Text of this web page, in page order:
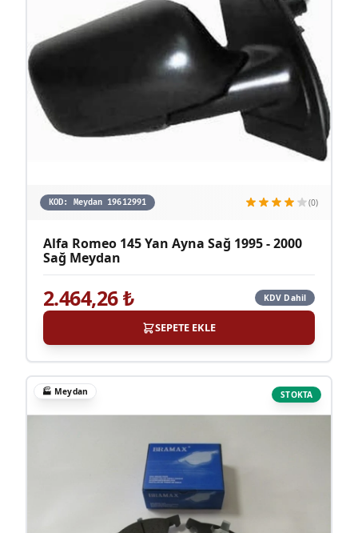
KOD: Meydan 19612991 (0)
Alfa Romeo 145 Yan Ayna Sağ 1995 - 2000
Sağ Meydan
2.464,26₺ KDV Dahil
SEPETE EKLE
STOKTA
🏭 Meydan